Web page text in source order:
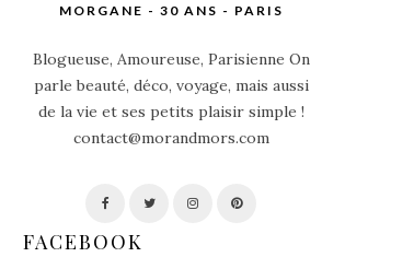
MORGANE - 30 ANS - PARIS
Blogueuse, Amoureuse, Parisienne On
parle beauté, déco, voyage, mais aussi
de la vie et ses petits plaisir simple !
contact@morandmors.com
FACEBOOK